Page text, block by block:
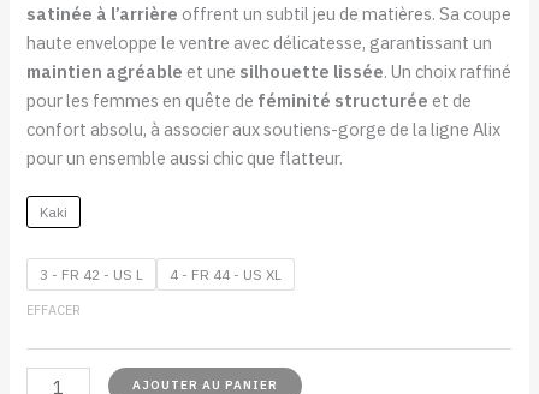
satinée à l’arrière offrent un subtil jeu de matières. Sa coupe
haute enveloppe le ventre avec délicatesse, garantissant un
maintien agréable et une silhouette lissée. Un choix raffiné
pour les femmes en quête de féminité structurée et de
confort absolu, à associer aux soutiens-gorge de la ligne Alix
pour un ensemble aussi chic que flatteur.
Kaki
3 - FR 42 - US L 4 - FR 44 - US XL
EFFACER
AJOUTER AU PANIER